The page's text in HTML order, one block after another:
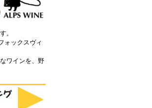
。
ォックスヴィ
ワインを、野